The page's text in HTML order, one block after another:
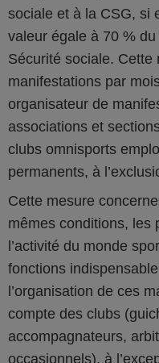
sociale et à la CSG, si
valeur égale à 70 %
Sécurité sociale. Cette
manifestations par
organisateur de
associations et
clubs omnisports
permanents, à
Cette mesure
mêmes conditions, les
l’activité du monde
fonctions
l’organisation de ces
compte des clubs
accompagnateurs,
occasionnels), à